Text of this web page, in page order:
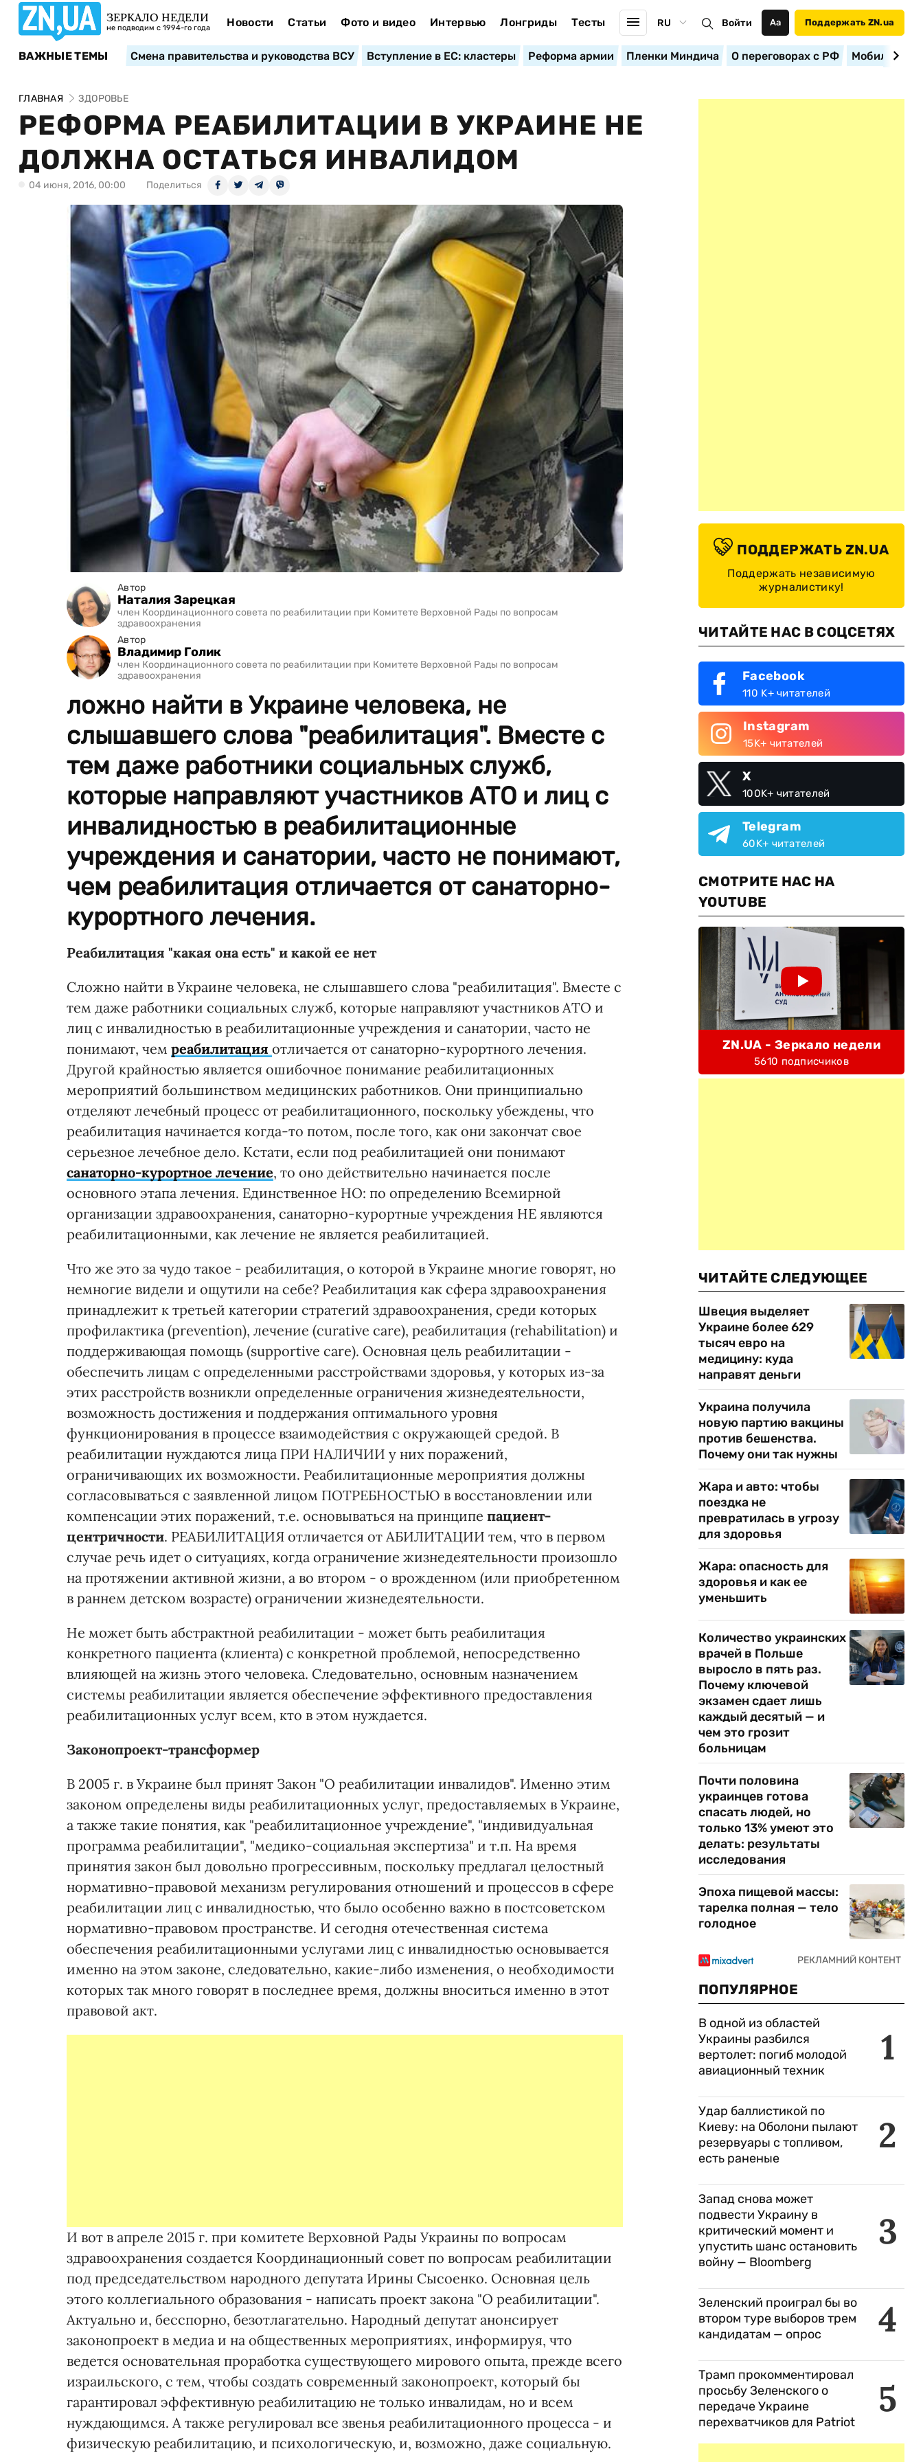
ЗЕРКАЛО НЕДЕЛИ
не подводим с 1994-го года Новости Статьи Фото и видео Интервью Лонгриды Тесты RU Войти Аа Поддержать ZN.ua
ВАЖНЫЕ ТЕМЫ Смена правительства и руководства ВСУ Вступление в ЕС: кластеры Реформа армии Пленки Миндича О переговорах с РФ
ГЛАВНАЯ ЗДОРОВЬЕ
РЕФОРМА РЕАБИЛИТАЦИИ В УКРАИНЕ НЕ
ДОЛЖНА ОСТАТЬСЯ ИНВАЛИДОМ
04 июня, 2016, 00:00 Поделиться
Автор
Наталия Зарецкая
член Координационного совета по реабилитации при Комитете Верховной Рады по вопросам
здравоохранения
Автор
Владимир Голик
член Координационного совета по реабилитации при Комитете Верховной Рады по вопросам
здравоохранения
ложно найти в Украине человека, не
слышавшего слова "реабилитация". Вместе с
тем даже работники социальных служб,
которые направляют участников АТО и лиц с
инвалидностью в реабилитационные
учреждения и санатории, часто не понимают,
чем реабилитация отличается от санаторно-
курортного лечения.
Реабилитация "какая она есть" и какой ее нет
Сложно найти в Украине человека, не слышавшего слова "реабилитация". Вместе с
тем даже работники социальных служб, которые направляют участников АТО и
лиц с инвалидностью в реабилитационные учреждения и санатории, часто не
понимают, чем реабилитация отличается от санаторно-курортного лечения.
Другой крайностью является ошибочное понимание реабилитационных
мероприятий большинством медицинских работников. Они принципиально
отделяют лечебный процесс от реабилитационного, поскольку убеждены, что
реабилитация начинается когда-то потом, после того, как они закончат свое
серьезное лечебное дело. Кстати, если под реабилитацией они понимают
санаторно-курортное лечение, то оно действительно начинается после
основного этапа лечения. Единственное НО: по определению Всемирной
организации здравоохранения, санаторно-курортные учреждения НЕ являются
реабилитационными, как лечение не является реабилитацией.
Что же это за чудо такое - реабилитация, о которой в Украине многие говорят, но
немногие видели и ощутили на себе? Реабилитация как сфера здравоохранения
принадлежит к третьей категории стратегий здравоохранения, среди которых
профилактика (prevention), лечение (curative care), реабилитация (rehabilitation) и
поддерживающая помощь (supportive care). Основная цель реабилитации -
обеспечить лицам с определенными расстройствами здоровья, у которых из-за
этих расстройств возникли определенные ограничения жизнедеятельности,
возможность достижения и поддержания оптимального уровня
функционирования в процессе взаимодействия с окружающей средой. В
реабилитации нуждаются лица ПРИ НАЛИЧИИ у них поражений,
ограничивающих их возможности. Реабилитационные мероприятия должны
согласовываться с заявленной лицом ПОТРЕБНОСТЬЮ в восстановлении или
компенсации этих поражений, т.е. основываться на принципе пациент-
центричности. РЕАБИЛИТАЦИЯ отличается от АБИЛИТАЦИИ тем, что в первом
случае речь идет о ситуациях, когда ограничение жизнедеятельности произошло
на протяжении активной жизни, а во втором - о врожденном (или приобретенном
в раннем детском возрасте) ограничении жизнедеятельности.
Не может быть абстрактной реабилитации - может быть реабилитация
конкретного пациента (клиента) с конкретной проблемой, непосредственно
влияющей на жизнь этого человека. Следовательно, основным назначением
системы реабилитации является обеспечение эффективного предоставления
реабилитационных услуг всем, кто в этом нуждается.
Законопроект-трансформер
В 2005 г. в Украине был принят Закон "О реабилитации инвалидов". Именно этим
законом определены виды реабилитационных услуг, предоставляемых в Украине,
а также такие понятия, как "реабилитационное учреждение", "индивидуальная
программа реабилитации", "медико-социальная экспертиза" и т.п. На время
принятия закон был довольно прогрессивным, поскольку предлагал целостный
нормативно-правовой механизм регулирования отношений и процессов в сфере
реабилитации лиц с инвалидностью, что было особенно важно в постсоветском
нормативно-правовом пространстве. И сегодня отечественная система
обеспечения реабилитационными услугами лиц с инвалидностью основывается
именно на этом законе, следовательно, какие-либо изменения, о необходимости
которых так много говорят в последнее время, должны вноситься именно в этот
правовой акт.
И вот в апреле 2015 г. при комитете Верховной Рады Украины по вопросам
здравоохранения создается Координационный совет по вопросам реабилитации
под председательством народного депутата Ирины Сысоенко. Основная цель
этого коллегиального образования - написать проект закона "О реабилитации".
Актуально и, бесспорно, безотлагательно. Народный депутат анонсирует
законопроект в медиа и на общественных мероприятиях, информируя, что
ведется основательная проработка существующего мирового опыта, прежде всего
израильского, с тем, чтобы создать современный законопроект, который бы
гарантировал эффективную реабилитацию не только инвалидам, но и всем
нуждающимся. А также регулировал все звенья реабилитационного процесса - и
физическую реабилитацию, и психологическую, и, возможно, даже социальную.
ПОДДЕРЖАТЬ ZN.UA
Поддержать независимую
журналистику!
ЧИТАЙТЕ НАС В СОЦСЕТЯХ
Facebook
110 K+ читателей
Instagram
15K+ читателей
X
100K+ читателей
Telegram
60K+ читателей
СМОТРИТЕ НАС НА
YOUTUBE
ZN.UA - Зеркало недели
5610 подписчиков
ЧИТАЙТЕ СЛЕДУЮЩЕЕ
Швеция выделяет
Украине более 629
тысяч евро на
медицину: куда
направят деньги
Украина получила
новую партию вакцины
против бешенства.
Почему они так нужны
Жара и авто: чтобы
поездка не
превратилась в угрозу
для здоровья
Жара: опасность для
здоровья и как ее
уменьшить
Количество украинских
врачей в Польше
выросло в пять раз.
Почему ключевой
экзамен сдает лишь
каждый десятый — и
чем это грозит
больницам
Почти половина
украинцев готова
спасать людей, но
только 13% умеют это
делать: результаты
исследования
Эпоха пищевой массы:
тарелка полная — тело
голодное
ПОПУЛЯРНОЕ
1
В одной из областей
Украины разбился
вертолет: погиб молодой
авиационный техник
2
Удар баллистикой по
Киеву: на Оболони пылают
резервуары с топливом,
есть раненые
3
Запад снова может
подвести Украину в
критический момент и
упустить шанс остановить
войну — Bloomberg
4
Зеленский проиграл бы во
втором туре выборов трем
кандидатам — опрос
5
Трамп прокомментировал
просьбу Зеленского о
передаче Украине
перехватчиков для Patriot